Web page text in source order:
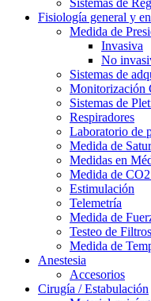
Sistemas de
Fisiología general y
Medida de
Invasiva
No
Sistemas de
Monitorización
Sistemas de
Respiradores
Laboratorio de
Medida de
Medidas en
Medida de
Estimulación
Telemetría
Medida de
Testeo de Filtros
Medida de
Anestesia
Accesorios
Cirugía / Estabulación